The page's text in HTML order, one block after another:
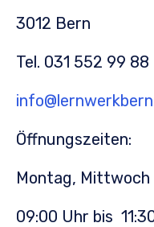
3012 Bern
Tel. 031 552 99 88
Öffnungszeiten:
Montag,
09:00 Uhr bis